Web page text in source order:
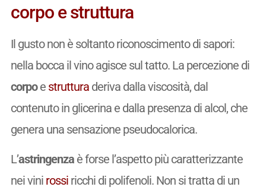
corpo e struttura
Il gusto non è soltanto riconoscimento di sapori:
nella bocca il vino agisce sul tatto. La percezione di
corpoe strutturaderiva dalla viscosità, dal
contenuto in glicerina e dalla presenza di alcol, che
genera una sensazione pseudocalorica.
L’astringenzaè forse l’aspetto più caratterizzante
nei vini rossiricchi di polifenoli. Non si tratta di un